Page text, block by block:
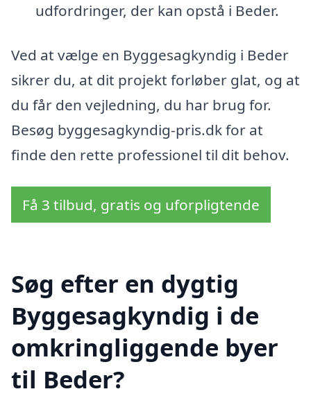
udfordringer, der kan opstå i Beder.
Ved at vælge en Byggesagkyndig i Beder
sikrer du, at dit projekt forløber glat, og at
du får den vejledning, du har brug for.
Besøg byggesagkyndig-pris.dk for at
finde den rette professionel til dit behov.
Få 3 tilbud, gratis og uforpligtende
Søg efter en dygtig
Byggesagkyndig i de
omkringliggende byer
til Beder?